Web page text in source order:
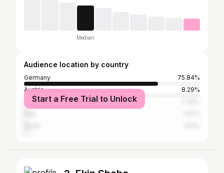
Median
Audience location by country
Germany
75.84%
Austria
8.29%
Switzerland
Start a Free Trial to Unlock